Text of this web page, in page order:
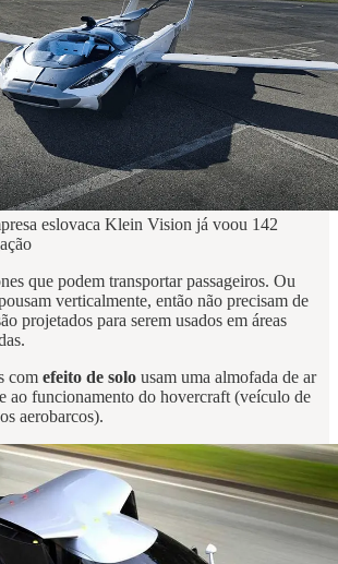
eslovaca Klein Vision já voou 142
que podem transportar passageiros. Ou
verticalmente, então não precisam de
projetados para serem usados em áreas
com efeito de solo usam uma almofada de ar
ao funcionamento do hovercraft (veículo de
aerobarcos).